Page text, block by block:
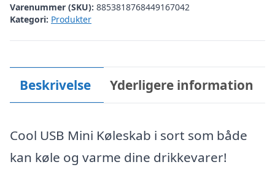
Varenummer (SKU): 8853818768449167042
Kategori: Produkter
Beskrivelse Yderligere information
Cool USB Mini Køleskab i sort som både
kan køle og varme dine drikkevarer!